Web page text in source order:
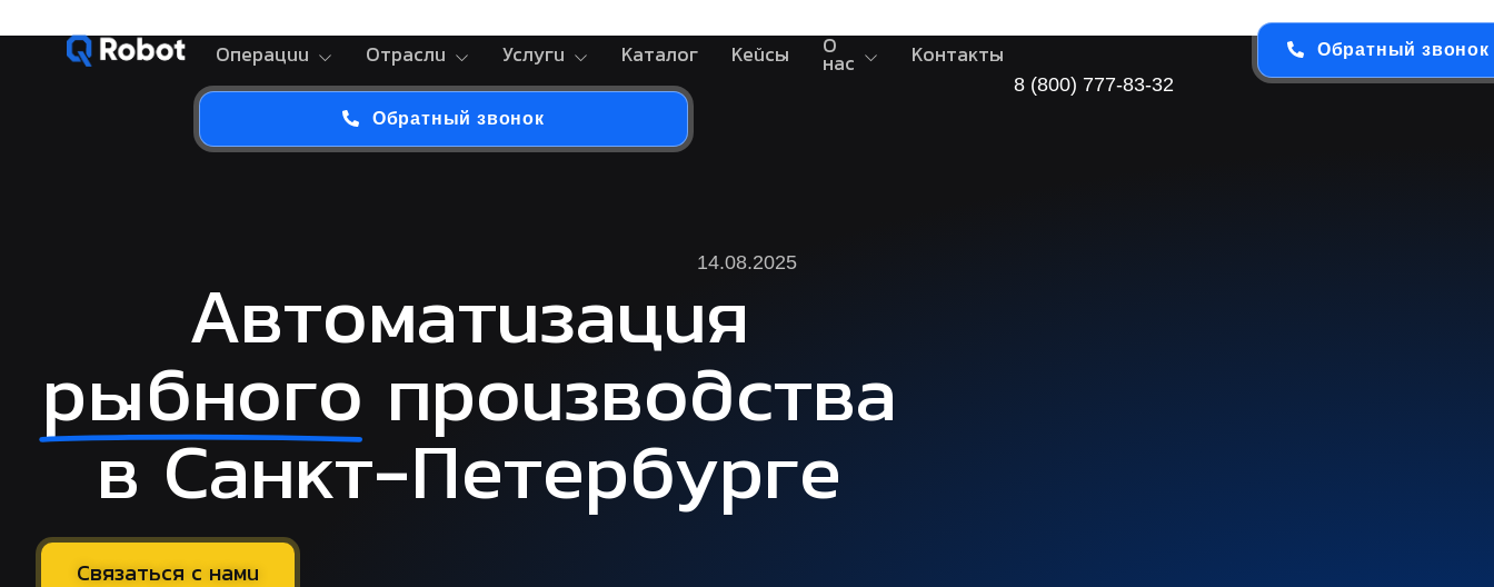
Операции Отрасли Услуги Каталог Кейсы
О
нас
Контакты
Обратный звонок
8 (800) 777-83-32
Обратный звонок
14.08.2025
Автоматизация
рыбного производства
в Санкт-Петербурге
Связаться с нами